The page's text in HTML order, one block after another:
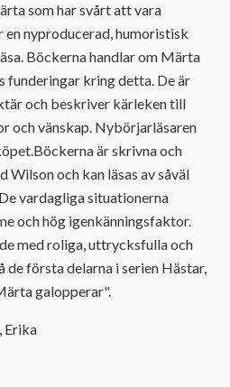
som har svårt att vara
en nyproducerad, humoristisk
Böckerna handlar om Märta
funderingar kring detta. De är
och beskriver kärleken till
och vänskap. Nybörjarläsaren
är skrivna och
Wilson och kan läsas av såväl
vardagliga situationerna
och hög igenkänningsfaktor.
med roliga, uttrycksfulla och
första delarna i serien Hästar,
galopperar".
Erika